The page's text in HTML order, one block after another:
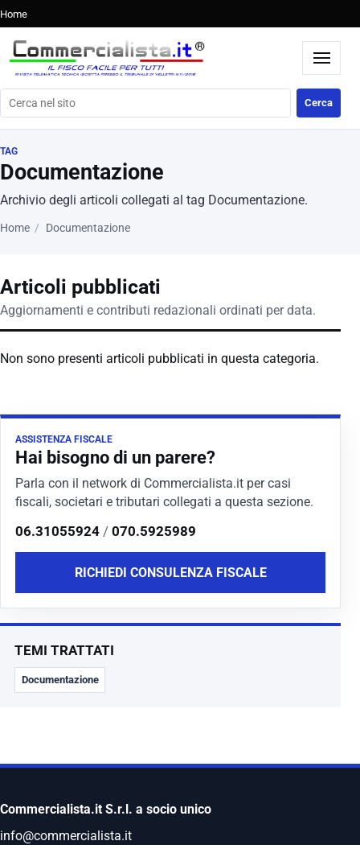
Home
Cerca nel sito Cerca
TAG
Documentazione
Archivio degli articoli collegati al tag Documentazione.
Home Documentazione
Articoli pubblicati
Aggiornamenti e contributi redazionali ordinati per data.
Non sono presenti articoli pubblicati in questa categoria.
ASSISTENZA FISCALE
Hai bisogno di un parere?
Parla con il network di Commercialista.it per casi
fiscali, societari e tributari collegati a questa sezione.
06.31055924 / 070.5925989
RICHIEDI CONSULENZA FISCALE
TEMI TRATTATI
Documentazione
Commercialista.it S.r.l. a socio unico
info@commercialista.it